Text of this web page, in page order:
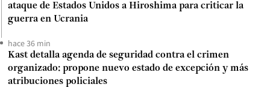
ataque de Estados Unidos a Hiroshima para criticar la
guerra en Ucrania
hace 36 min
Kast detalla agenda de seguridad contra el crimen
organizado: propone nuevo estado de excepción y más
atribuciones policiales